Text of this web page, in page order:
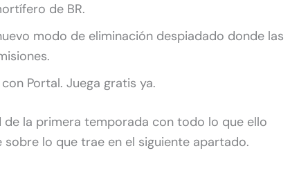
de BR.
modo de eliminación despiadado donde las
Portal. Juega gratis ya.
la primera temporada con todo lo que ello
lo que trae en el siguiente apartado.